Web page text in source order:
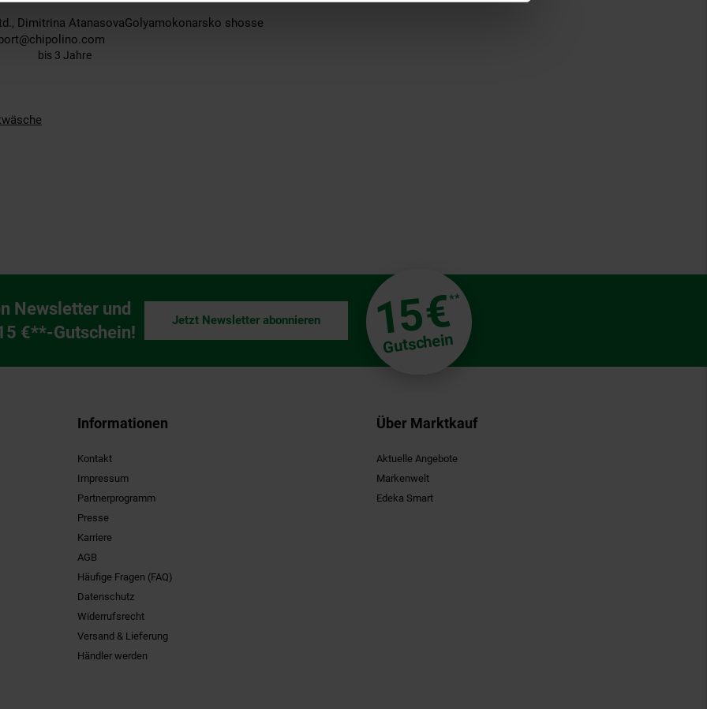
Dimitrina AtanasovaGolyamokonarsko shosse
bis 3 Jahre
Newsletter und
€**-Gutschein!
15€**
Gutschein
Jetzt Newsletter abonnieren
Informationen
Kontakt
Impressum
Partnerprogramm
Presse
Karriere
AGB
Häufige Fragen (FAQ)
Datenschutz
Widerrufsrecht
Versand & Lieferung
Händler werden
Über Marktkauf
Aktuelle Angebote
Markenwelt
Edeka Smart